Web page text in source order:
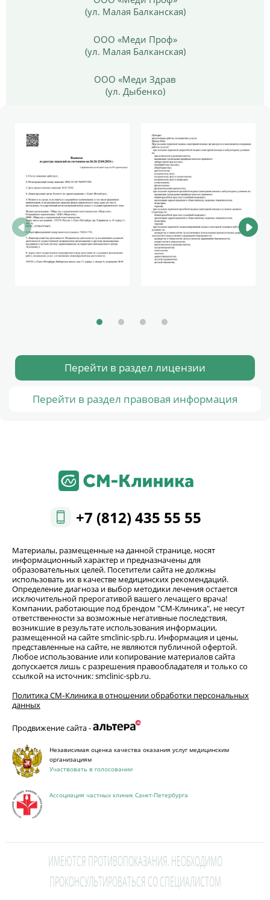
(ул. Малая Балканская)
ООО «Меди Проф»
(ул. Малая Балканская)
ООО «Меди Здрав
(ул. Дыбенко)
Перейти в раздел лицензии
Перейти в раздел правовая информация
+7 (812) 435 55 55
Материалы, размещенные на данной странице, носят
информационный характер и предназначены для
образовательных целей. Посетители сайта не должны
использовать их в качестве медицинских рекомендаций.
Определение диагноза и выбор методики лечения остается
исключительной прерогативой вашего лечащего врача!
Компании, работающие под брендом "СМ-Клиника", не несут
ответственности за возможные негативные последствия,
возникшие в результате использования информации,
размещенной на сайте smclinic-spb.ru. Информация и цены,
представленные на сайте, не являются публичной офертой.
Любое использование или копирование материалов сайта
допускается лишь с разрешения правообладателя и только со
ссылкой на источник: smclinic-spb.ru.
Политика СМ‑Клиника в отношении обработки персональных
данных
Продвижение сайта -
Независимая оценка качества оказания услуг медицинским
организациям
Участвовать в голосовании
Ассоциация частных клиник Санкт-Петербурга
ИМЕЮТСЯ ПРОТИВОПОКАЗАНИЯ. НЕОБХОДИМО
ПРОКОНСУЛЬТИРОВАТЬСЯ СО СПЕЦИАЛИСТОМ